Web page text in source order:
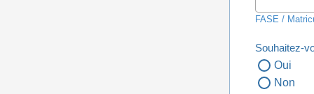
FASE /
Souhaitez-
Oui
Non